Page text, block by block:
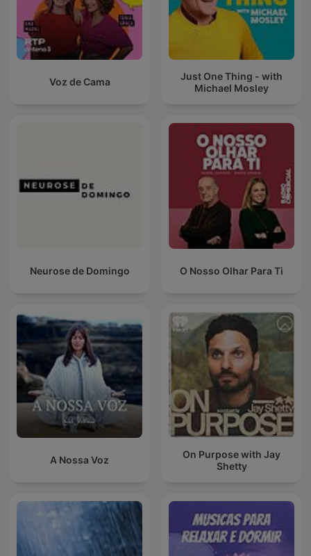
Voz de Cama
Just One Thing - with
Michael Mosley
Neurose de Domingo O Nosso Olhar Para Ti
A Nossa Voz
On Purpose with Jay
Shetty